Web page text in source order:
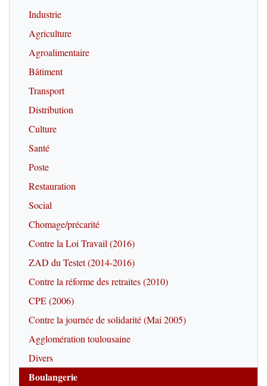
Industrie
Agriculture
Agroalimentaire
Bâtiment
Transport
Distribution
Culture
Santé
Poste
Restauration
Social
Chomage/précarité
Contre la Loi Travail (2016)
ZAD du Testet (2014-2016)
Contre la réforme des retraites (2010)
CPE (2006)
Contre la journée de solidarité (Mai 2005)
Agglomération toulousaine
Divers
Boulangerie